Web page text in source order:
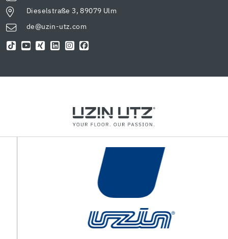
Dieselstraße 3, 89079 Ulm
de@uzin-utz.com